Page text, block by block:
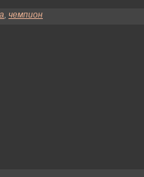
, чемпион